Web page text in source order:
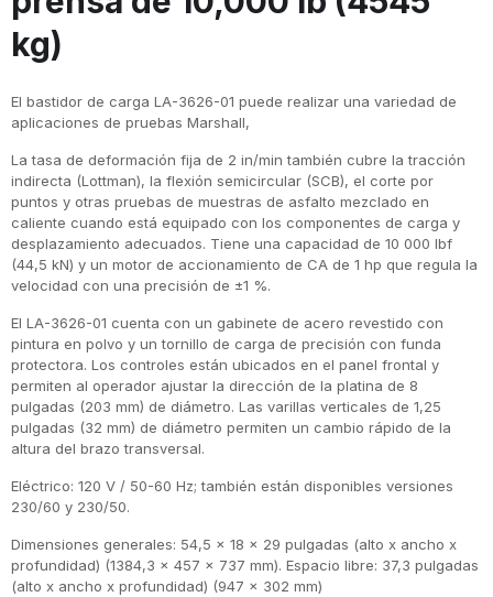
kg)
El bastidor de carga LA-3626-01 puede realizar una variedad de
aplicaciones de pruebas Marshall,
La tasa de deformación fija de 2 in/min también cubre la tracción
indirecta (Lottman), la flexión semicircular (SCB), el corte por
puntos y otras pruebas de muestras de asfalto mezclado en
caliente cuando está equipado con los componentes de carga y
desplazamiento adecuados. Tiene una capacidad de 10 000 lbf
(44,5 kN) y un motor de accionamiento de CA de 1 hp que regula la
velocidad con una precisión de ±1 %.
El LA-3626-01 cuenta con un gabinete de acero revestido con
pintura en polvo y un tornillo de carga de precisión con funda
protectora. Los controles están ubicados en el panel frontal y
permiten al operador ajustar la dirección de la platina de 8
pulgadas (203 mm) de diámetro. Las varillas verticales de 1,25
pulgadas (32 mm) de diámetro permiten un cambio rápido de la
altura del brazo transversal.
Eléctrico: 120 V / 50-60 Hz; también están disponibles versiones
230/60 y 230/50.
Dimensiones generales: 54,5 x 18 x 29 pulgadas (alto x ancho x
profundidad) (1384,3 x 457 x 737 mm). Espacio libre: 37,3 pulgadas
(alto x ancho x profundidad) (947 x 302 mm)